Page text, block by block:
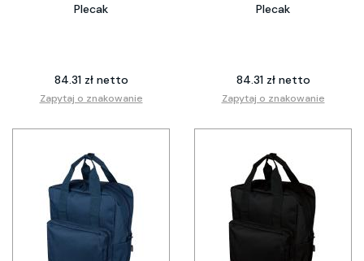
Plecak
84.31 zł netto
Zapytaj o znakowanie
Plecak
84.31 zł netto
Zapytaj o znakowanie